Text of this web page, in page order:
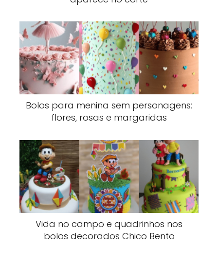
Bolos para menina sem personagens:
flores, rosas e margaridas
Vida no campo e quadrinhos nos
bolos decorados Chico Bento